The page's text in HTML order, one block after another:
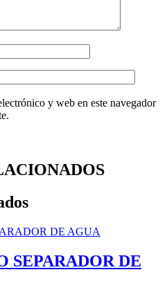
y web en este navegador
SEPARADOR DE